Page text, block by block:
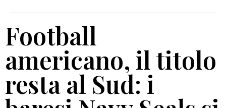
Football
americano, il titolo
resta al Sud: i